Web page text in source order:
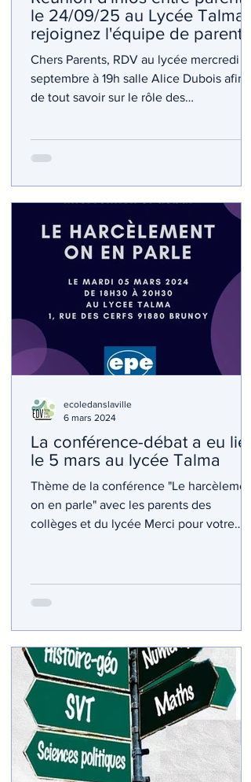
le 24/09/25 au Lycée Talma,
rejoignez l'équipe de parents
élus
Chers Parents, RDV au lycée mercredi 24
septembre à 19h salle Alice Dubois afin
de tout savoir sur le rôle des
La conférence-débat a eu lieu
le 5 mars au lycée Talma
Thème de la conférence "Le harcèlement
on en parle" avec les parents des
collèges et du lycée Merci pour votre
ecoledanslaville
6 mars 2024